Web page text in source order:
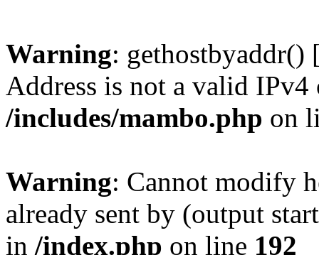
Warning: gethostbyaddr()
Address is not a valid IPv4
/includes/mambo.php on
Warning: Cannot modify
already sent by (output
in /index.php on line 192